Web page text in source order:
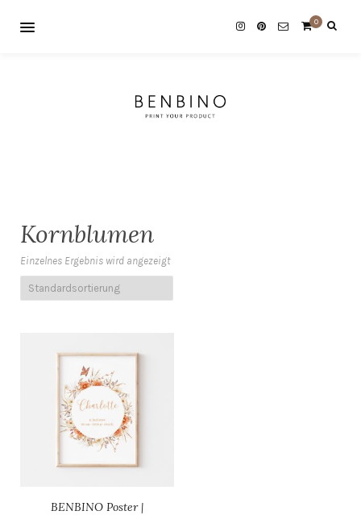
0
Kornblumen
Einzelnes Ergebnis wird angezeigt
BENBINO Poster |